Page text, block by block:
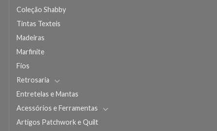
Coleção Shabby
Tintas Texteis
Madeiras
Marfinite
Fios
Retrosaria
Entretelas e Mantas
Acessórios e Ferramentas
Artigos Patchwork e Quilt